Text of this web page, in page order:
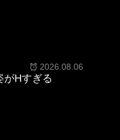
2026.08.06
がHすぎる